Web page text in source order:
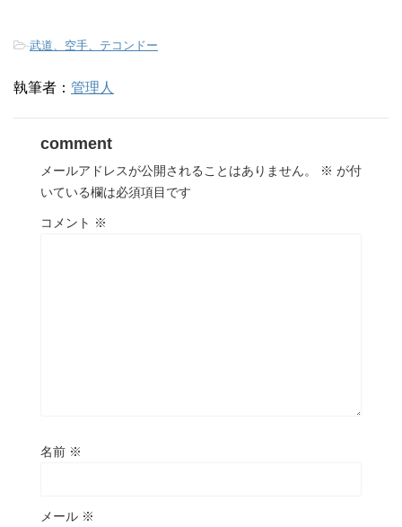
-武道、空手、テコンドー
執筆者： 管理人
comment
メールアドレスが公開されることはありません。 ※ が付
いている欄は必須項目です
コメント ※
名前 ※
メール ※